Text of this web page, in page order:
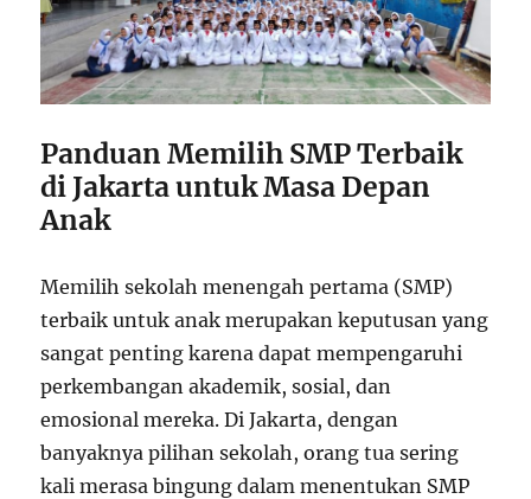
Panduan Memilih SMP Terbaik
di Jakarta untuk Masa Depan
Anak
Memilih sekolah menengah pertama (SMP)
terbaik untuk anak merupakan keputusan yang
sangat penting karena dapat mempengaruhi
perkembangan akademik, sosial, dan
emosional mereka. Di Jakarta, dengan
banyaknya pilihan sekolah, orang tua sering
kali merasa bingung dalam menentukan SMP